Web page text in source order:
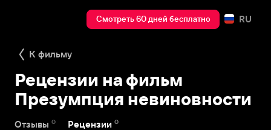
Смотреть 60 дней бесплатно RU
К фильму
Рецензии на фильм
Презумпция невиновности
Отзывы 0 Рецензии 0